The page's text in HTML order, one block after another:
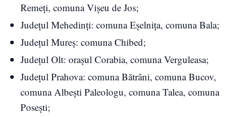
Remeți, comuna Vișeu de Jos;
Județul Mehedinți: comuna Eșelnița, comuna Bala;
Județul Mureș: comuna Chibed;
Județul Olt: orașul Corabia, comuna Verguleasa;
Județul Prahova: comuna Bătrâni, comuna Bucov,
comuna Albești Paleologu, comuna Talea, comuna
Posești;